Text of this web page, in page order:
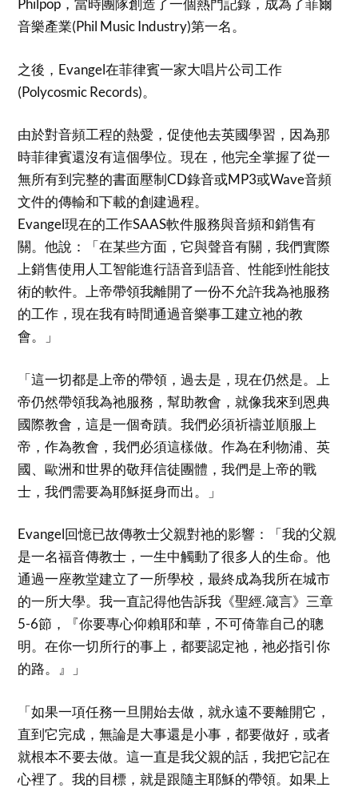
Philpop，當時團隊創造了一個熱門記錄，成為了菲爾
音樂產業(Phil Music Industry)第一名。
之後，Evangel在菲律賓一家大唱片公司工作
(Polycosmic Records)。
由於對音頻工程的熱愛，促使他去英國學習，因為那
時菲律賓還沒有這個學位。現在，他完全掌握了從一
無所有到完整的書面壓制CD錄音或MP3或Wave音頻
文件的傳輸和下載的創建過程。
Evangel現在的工作SAAS軟件服務與音頻和銷售有
關。他說：「在某些方面，它與聲音有關，我們實際
上銷售使用人工智能進行語音到語音、性能到性能技
術的軟件。上帝帶領我離開了一份不允許我為祂服務
的工作，現在我有時間通過音樂事工建立祂的教
會。」
「這一切都是上帝的帶領，過去是，現在仍然是。上
帝仍然帶領我為祂服務，幫助教會，就像我來到恩典
國際教會，這是一個奇蹟。我們必須祈禱並順服上
帝，作為教會，我們必須這樣做。作為在利物浦、英
國、歐洲和世界的敬拜信徒團體，我們是上帝的戰
士，我們需要為耶穌挺身而出。」
Evangel回憶已故傳教士父親對祂的影響：「我的父親
是一名福音傳教士，一生中觸動了很多人的生命。他
通過一座教堂建立了一所學校，最終成為我所在城市
的一所大學。我一直記得他告訴我《聖經.箴言》三章
5-6節，『你要專心仰賴耶和華，不可倚靠自己的聰
明。在你一切所行的事上，都要認定祂，祂必指引你
的路。』」
「如果一項任務一旦開始去做，就永遠不要離開它，
直到它完成，無論是大事還是小事，都要做好，或者
就根本不要去做。這一直是我父親的話，我把它記在
心裡了。我的目標，就是跟隨主耶穌的帶領。如果上